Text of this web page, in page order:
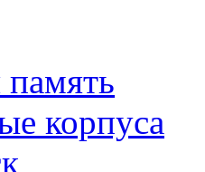
корпуса